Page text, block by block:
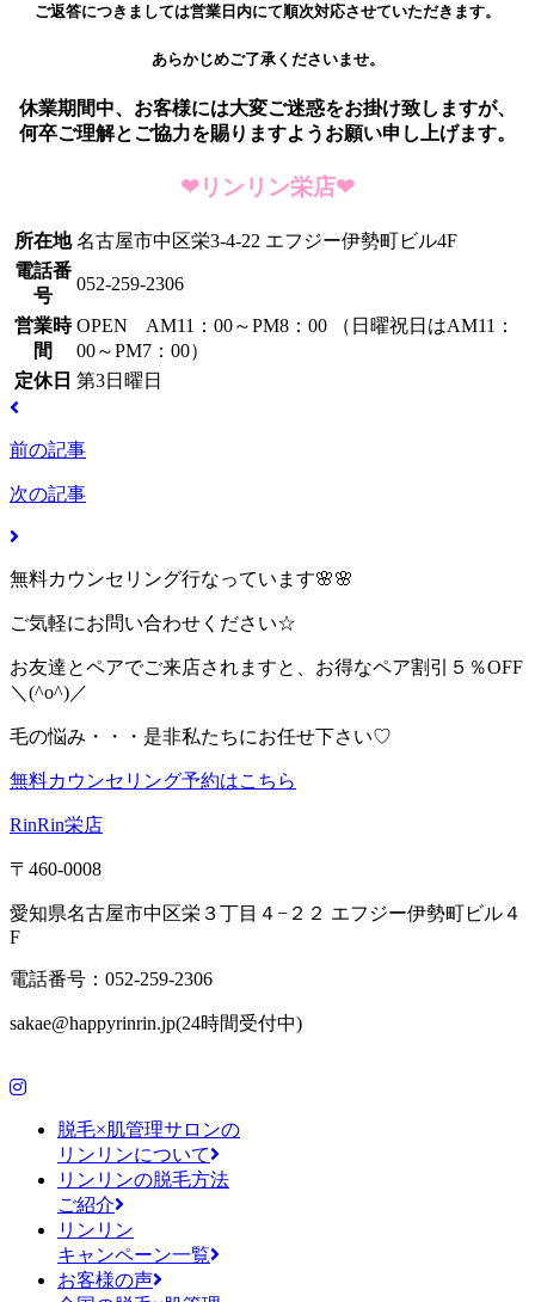
ご返答につきましては営業日内にて順次対応させていただきます。
あらかじめご了承くださいませ。
休業期間中、お客様には大変ご迷惑をお掛け致しますが、
何卒ご理解とご協力を賜りますようお願い申し上げます。
❤リンリン栄店❤
所在地 名古屋市中区栄3-4-22 エフジー伊勢町ビル4F
電話番
号
052-259-2306
営業時
間
OPEN AM11：00～PM8：00 （日曜祝日はAM11：
00～PM7：00）
定休日 第3日曜日
前の記事
次の記事
無料カウンセリング行なっています🌸🌸
ご気軽にお問い合わせください☆
お友達とペアでご来店されますと、お得なペア割引５％OFF
＼(^o^)／
毛の悩み・・・是非私たちにお任せ下さい♡
無料カウンセリング予約はこちら
RinRin栄店
〒460-0008
愛知県名古屋市中区栄３丁目４−２２ エフジー伊勢町ビル４
F
電話番号：052-259-2306
sakae@happyrinrin.jp(24時間受付中)
脱毛×肌管理サロンの
リンリンについて
リンリンの脱毛方法
ご紹介
リンリン
キャンペーン一覧
お客様の声